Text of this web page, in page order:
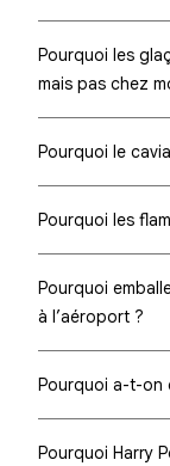
Pourquoi les
mais pas chez
Pourquoi le
Pourquoi les
Pourquoi
à l’aéroport ?
Pourquoi a-t-on
Pourquoi Harry